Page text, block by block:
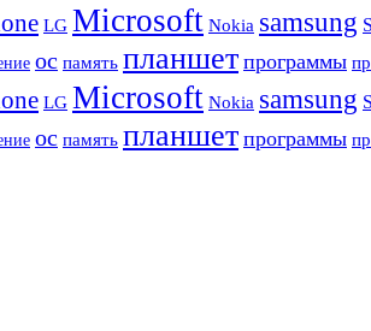
LG Microsoft Nokia samsung
ос память планшет программы
LG Microsoft Nokia samsung
ос память планшет программы